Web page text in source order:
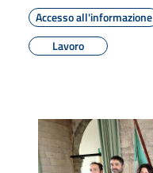
Accesso all'informazione
Lavoro